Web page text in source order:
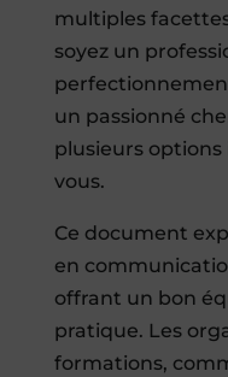
multiples
soyez un
un passionné
plusieurs options
vous.
Ce document
en
offrant un bon
pratique. Les
formations,